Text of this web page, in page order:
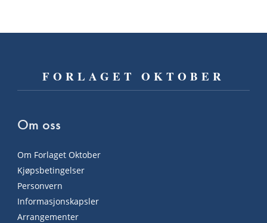
FORLAGET OKTOBER
Om oss
Om Forlaget Oktober
Kjøpsbetingelser
Personvern
Informasjonskapsler
Arrangementer